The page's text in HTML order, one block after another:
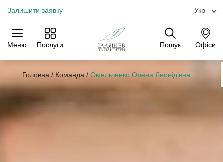
Залишити заявку Укр
Меню Послуги Пошук Офіси
Практики Галузі
Офіси
Головна / Команда / Омельченко Олена Леонідівна